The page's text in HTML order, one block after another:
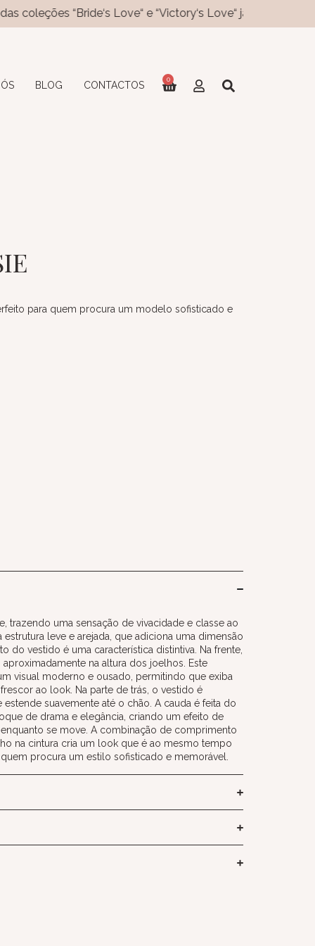
“Bride‘s Love“ e “Victory‘s Love“ já disponíveis no site!
BLOG CONTACTOS
0
para quem procura um modelo sofisticado e
trazendo uma sensação de vivacidade e classe ao
leve e arejada, que adiciona uma dimensão
do vestido é uma característica distintiva. Na frente,
na altura dos joelhos. Este
visual moderno e ousado, permitindo que exiba
ao look. Na parte de trás, o vestido é
suavemente até o chão. A cauda é feita do
de drama e elegância, criando um efeito de
se move. A combinação de comprimento
na cintura cria um look que é ao mesmo tempo
procura um estilo sofisticado e memorável.